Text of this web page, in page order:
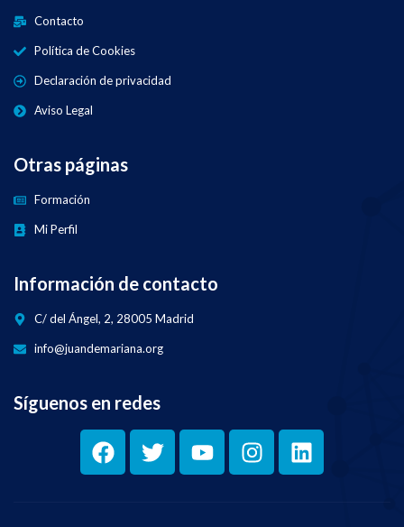
Contacto
Política de Cookies
Declaración de privacidad
Aviso Legal
Otras páginas
Formación
Mi Perfil
Información de contacto
C/ del Ángel, 2, 28005 Madrid
info@juandemariana.org
Síguenos en redes